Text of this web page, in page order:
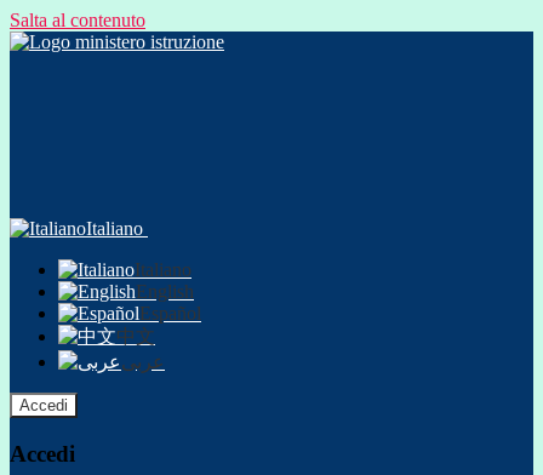
Salta al contenuto
Italiano
Italiano
English
Español
中文
عربى
Accedi
Accedi